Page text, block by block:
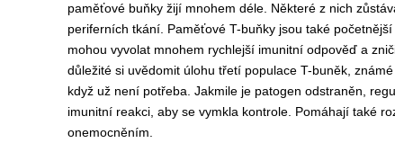
paměťové buňky žijí mnohem déle. Některé z nich
periferních tkání. Paměťové T-buňky jsou také
mohou vyvolat mnohem rychlejší imunitní odpověď a
důležité si uvědomit úlohu třetí populace T-buněk,
když už není potřeba. Jakmile je patogen odstraněn,
imunitní reakci, aby se vymkla kontrole. Pomáhají také
onemocněním.